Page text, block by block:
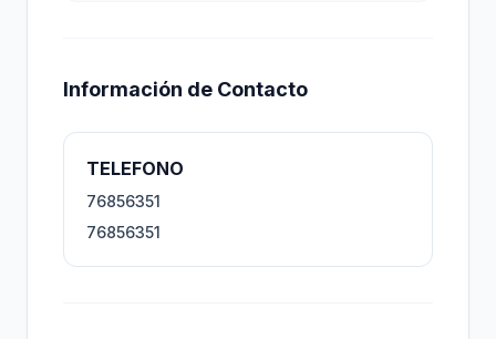
Información de Contacto
TELEFONO
76856351
76856351